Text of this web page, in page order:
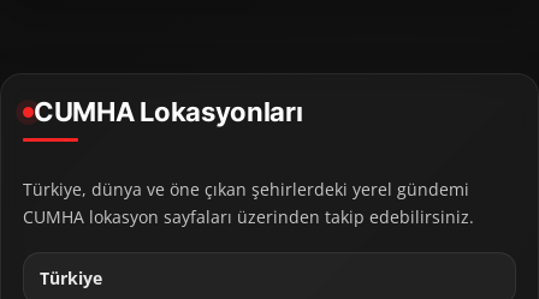
CUMHA Lokasyonları
Türkiye, dünya ve öne çıkan şehirlerdeki yerel gündemi
CUMHA lokasyon sayfaları üzerinden takip edebilirsiniz.
Türkiye